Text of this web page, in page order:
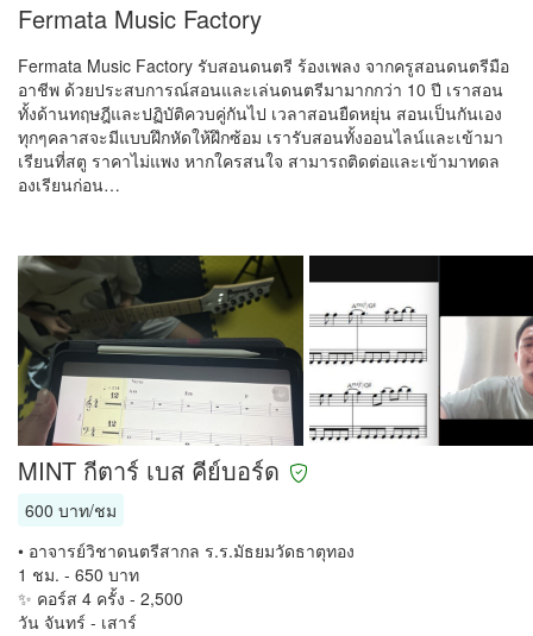
Fermata Music Factory
Fermata Music Factory รับสอนดนตรี ร้องเพลง จากครูสอนดนตรีมือ
อาชีพ ด้วยประสบการณ์สอนและเล่นดนตรีมามากกว่า 10 ปี เราสอน
ทั้งด้านทฤษฎีและปฏิบัติควบคู่กันไป เวลาสอนยืดหยุ่น สอนเป็นกันเอง
ทุกๆคลาสจะมีแบบฝึกหัดให้ฝึกซ้อม เรารับสอนทั้งออนไลน์และเข้ามา
เรียนที่สตู ราคาไม่แพง หากใครสนใจ สามารถติดต่อและเข้ามาทดล
องเรียนก่อน…
MINT กีตาร์ เบส คีย์บอร์ด
600 บาท/ชม
• อาจารย์วิชาดนตรีสากล ร.ร.มัธยมวัดธาตุทอง
1 ชม. - 650 บาท
✨ คอร์ส 4 ครั้ง - 2,500
วัน จันทร์ - เสาร์